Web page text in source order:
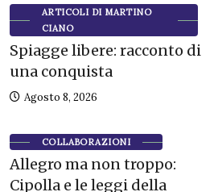
ARTICOLI DI MARTINO
CIANO
Spiagge libere: racconto di
una conquista
Agosto 8, 2026
COLLABORAZIONI
Allegro ma non troppo:
Cipolla e le leggi della